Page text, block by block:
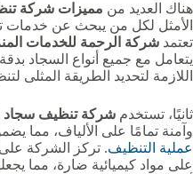
هناك العديد من مميزات شركة
الأمثل لكل من يبحث عن خدمات
تعتمد شركة الرحمة للخدمات
يتعامل مع جميع أنواع السجاد
اللازمة لتحديد الطريقة المثلى
ثانيًا، تستخدم شركة تنظيف سجاد
وآمنة تمامًا على الألياف، مما
عملية التنظيف. تركز الشركة
على مواد كيميائية ضارة، مما